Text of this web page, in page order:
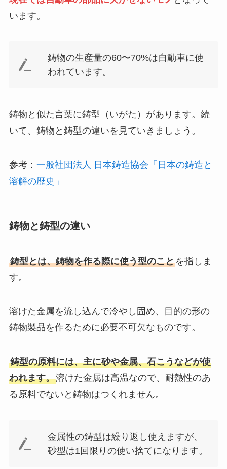
います。
鋳物の生産量の60〜70%は自動車に使
われています。
鋳物と似た言葉に鋳型（いがた）があります。続
いて、鋳物と鋳型の違いを見ていきましょう。
参考： 一般社団法人 日本鋳造協会「日本の鋳造と
溶解の歴史」
鋳物と鋳型の違い
鋳型とは、鋳物を作る際に使う型のことを指しま
す。
溶けた金属を流し込んで冷やし固め、目的の形の
鋳物製品を作るために必要不可欠なものです。
鋳型の原料には、主に砂や金属、石こうなどが使
われます。溶けた金属は高温なので、耐熱性のあ
る原料でないと鋳物はつくれません。
金属性の鋳型は繰り返し使えますが、
砂型は1回限りの使い捨てになります。